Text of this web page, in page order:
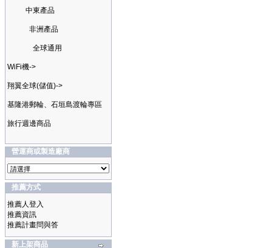
中東產品
非洲產品
全球通用
WiFi機->
翔翼全球(儲值)->
基隆港郵輪、石垣島渡輪專區
旅行週邊商品
營運商或製造廠商
推薦方式
推薦人登入
推薦資訊
推薦計畫問與答
新上架商品